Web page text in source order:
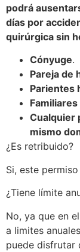
podrá
días por
quirúrgica sin
Cónyuge.
Pareja de
Parientes
Cualquier
mismo
¿Es retribuido?
Si, este
¿Tiene límite
No, ya que en
a limites
puede disfrutar